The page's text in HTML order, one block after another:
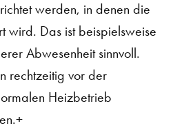
werden, in denen die
wird. Das ist beispielsweise
Abwesenheit sinnvoll.
rechtzeitig vor der
Heizbetrieb